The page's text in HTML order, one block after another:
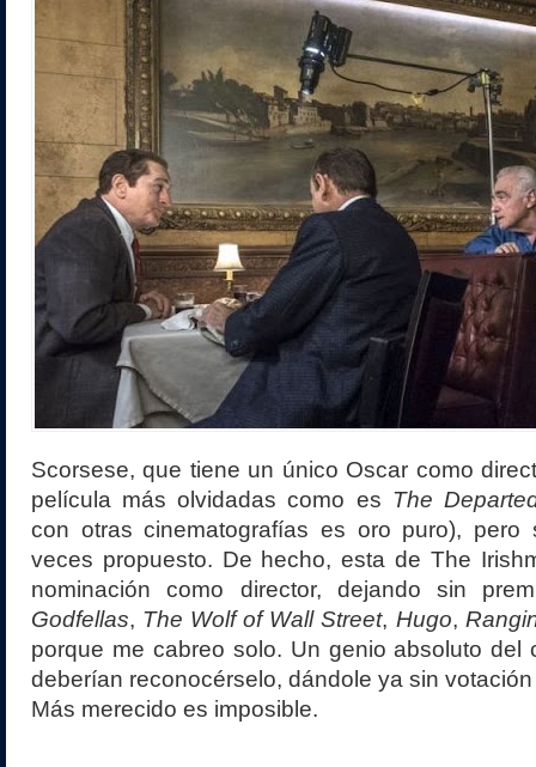
Scorsese, que tiene un único Oscar como
película más olvidadas como es The
con otras cinematografías es oro puro), pero
veces propuesto. De hecho, esta de The
nominación como director, dejando sin
Godfellas, The Wolf of Wall Street, Hugo,
porque me cabreo solo. Un genio absoluto del
deberían reconocérselo, dándole ya sin
Más merecido es imposible.